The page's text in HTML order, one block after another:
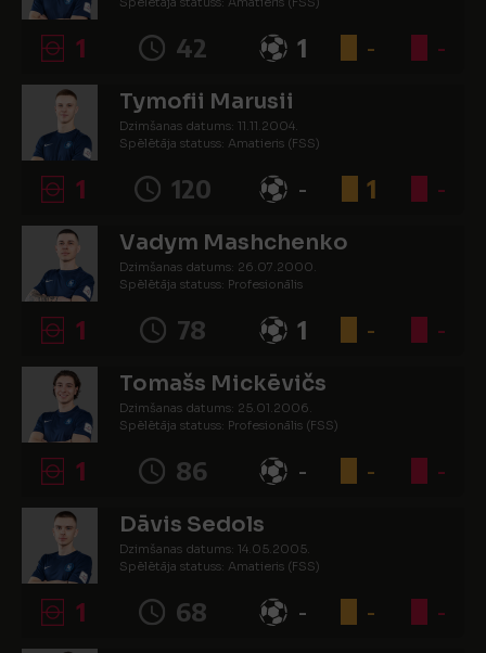
1 42 1 - -
Tymofii Marusii
Dzimšanas datums: 11.11.2004.
Spēlētāja statuss: Amatieris (FSS)
1 120 - 1 -
Vadym Mashchenko
Dzimšanas datums: 26.07.2000.
Spēlētāja statuss: Profesionālis
1 78 1 - -
Tomašs Mickēvičs
Dzimšanas datums: 25.01.2006.
Spēlētāja statuss: Profesionālis (FSS)
1 86 - - -
Dāvis Sedols
Dzimšanas datums: 14.05.2005.
Spēlētāja statuss: Amatieris (FSS)
1 68 - - -